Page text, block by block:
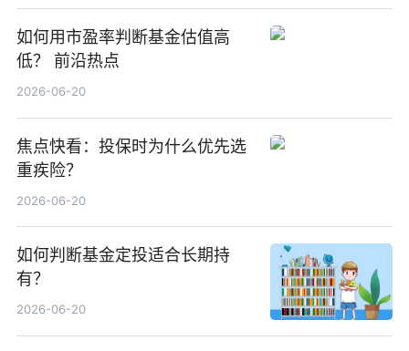
如何用市盈率判断基金估值高
低？ 前沿热点
2026-06-20
焦点快看：投保时为什么优先选
重疾险？
2026-06-20
如何判断基金定投适合长期持
有？
2026-06-20